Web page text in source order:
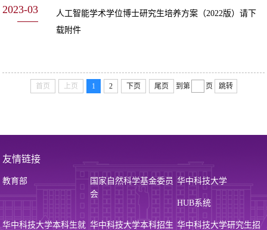
2023-03
人工智能学术学位博士研究生培养方案（2022版）请下
载附件
首页 上页 1 2 下页 尾页 到第 页 跳转
友情链接
教育部
国家自然科学基金委员
会
华中科技大学
HUB系统
华中科技大学本科生就 华中科技大学本科招生 华中科技大学研究生招